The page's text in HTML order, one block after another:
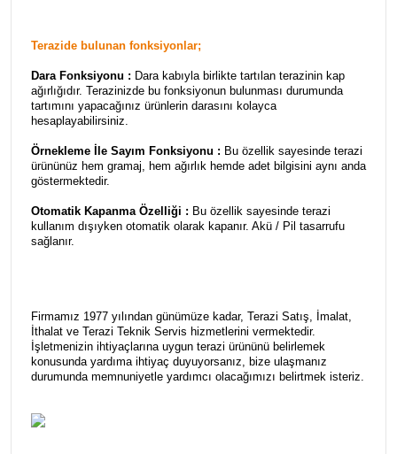
Terazide bulunan fonksiyonlar;
Dara Fonksiyonu : Dara kabıyla birlikte tartılan terazinin kap
ağırlığıdır. Terazinizde bu fonksiyonun bulunması durumunda
tartımını yapacağınız ürünlerin darasını kolayca
hesaplayabilirsiniz.
Örnekleme İle Sayım Fonksiyonu : Bu özellik sayesinde terazi
ürününüz hem gramaj, hem ağırlık hemde adet bilgisini aynı anda
göstermektedir.
Otomatik Kapanma Özelliği : Bu özellik sayesinde terazi
kullanım dışıyken otomatik olarak kapanır. Akü / Pil tasarrufu
sağlanır.
Firmamız 1977 yılından günümüze kadar, Terazi Satış, İmalat,
İthalat ve Terazi Teknik Servis hizmetlerini vermektedir.
İşletmenizin ihtiyaçlarına uygun terazi ürününü belirlemek
konusunda yardıma ihtiyaç duyuyorsanız, bize ulaşmanız
durumunda memnuniyetle yardımcı olacağımızı belirtmek isteriz.